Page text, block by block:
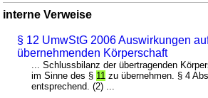
interne Verweise
§ 12 UmwStG 2006 Auswirkungen
übernehmenden Körperschaft
... Schlussbilanz der übertragenden
im Sinne des § 11 zu übernehmen. § 4
entsprechend. (2) ...